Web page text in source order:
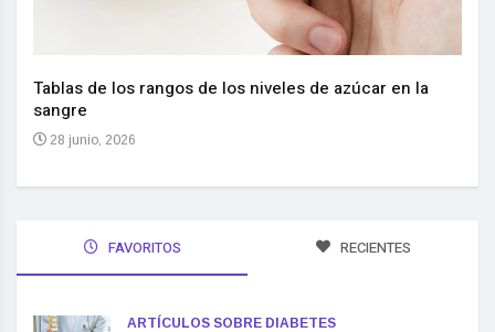
Tablas de los rangos de los niveles de azúcar en la
sangre
28 junio, 2026
FAVORITOS RECIENTES
ARTÍCULOS SOBRE DIABETES